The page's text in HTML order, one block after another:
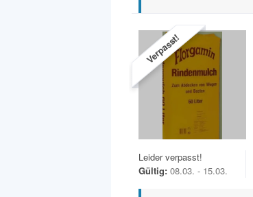
Verpasst!
Leider verpasst!
Gültig: 08.03. - 15.03.